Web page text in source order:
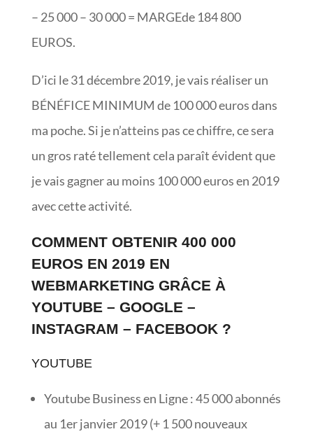
– 25 000 – 30 000 = MARGEde 184 800
EUROS.
D’ici le 31 décembre 2019, je vais réaliser un
BÉNÉFICE MINIMUM de 100 000 euros dans
ma poche. Si je n’atteins pas ce chiffre, ce sera
un gros raté tellement cela paraît évident que
je vais gagner au moins 100 000 euros en 2019
avec cette activité.
COMMENT OBTENIR 400 000
EUROS EN 2019 EN
WEBMARKETING GRÂCE À
YOUTUBE – GOOGLE –
INSTAGRAM – FACEBOOK ?
YOUTUBE
Youtube Business en Ligne : 45 000 abonnés
au 1er janvier 2019 (+ 1 500 nouveaux